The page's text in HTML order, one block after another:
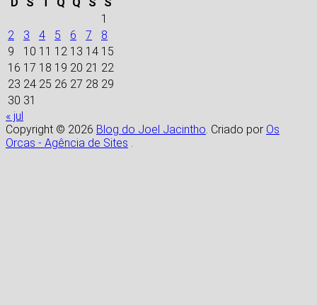
D S Q Q S
S
1
2
3 4 5 6 7
8
9
10 11 12 13 14 15
16 17 18 19 20 21 22
23 24 25 26 27 28 29
30 31
« jul
Copyright © 2026 Blog do Joel Jacintho. Criado por Os
Orcas - Agência de Sites .